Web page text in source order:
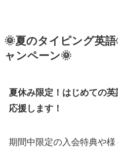
🌞夏のタイピング英
ャンペーン🌞
夏休み限定！はじめての
応援します！
期間中限定の入会特典や